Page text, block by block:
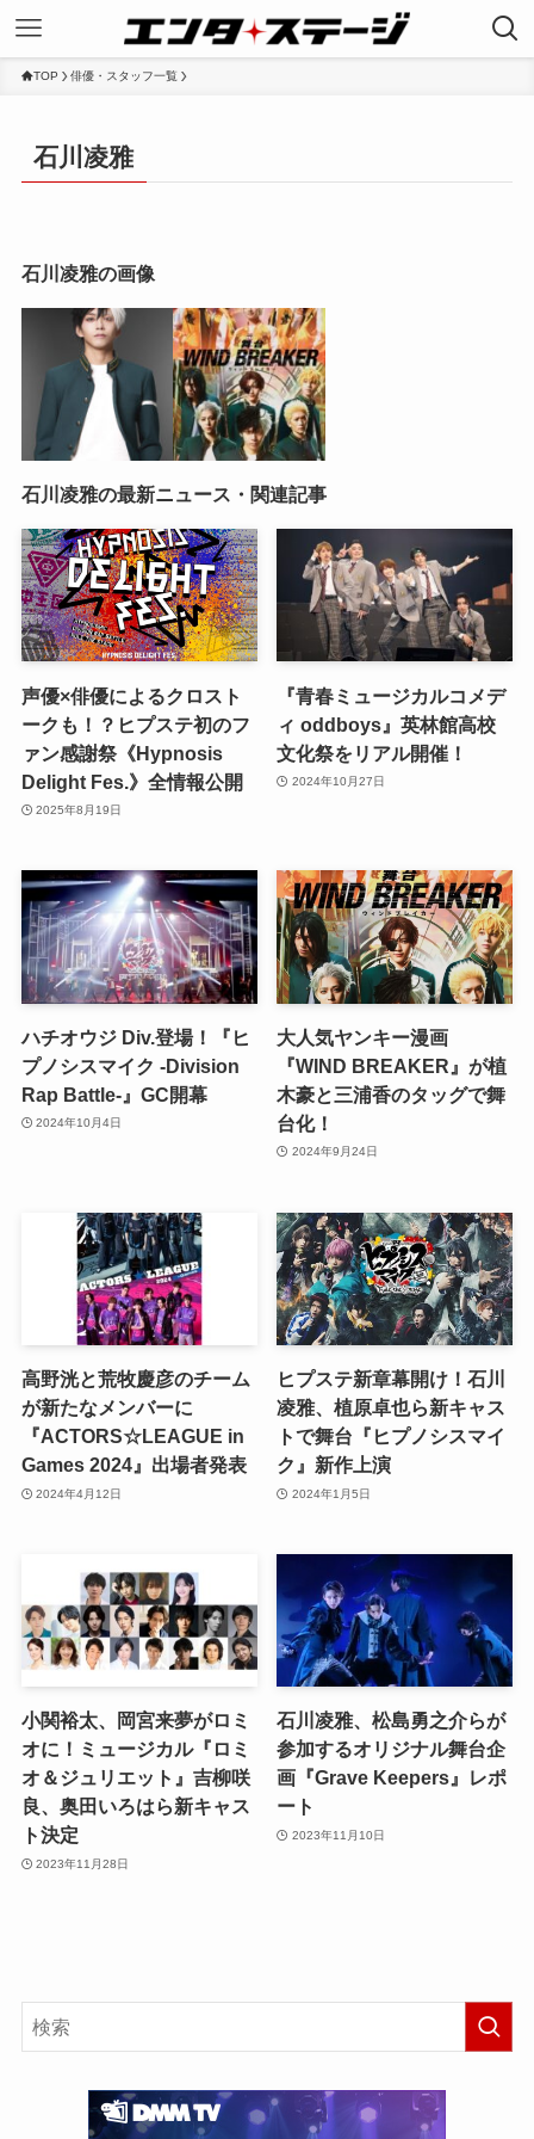
TOP 俳優・スタッフ一覧
石川凌雅
石川凌雅の画像
石川凌雅の最新ニュース・関連記事
声優×俳優によるクロスト
ークも！？ヒプステ初のフ
ァン感謝祭《Hypnosis
Delight Fes.》全情報公開
2025年8月19日
『⻘春ミュージカルコメデ
ィ oddboys』英林館高校
文化祭をリアル開催！
2024年10月27日
ハチオウジ Div.登場！『ヒ
プノシスマイク -Division
Rap Battle-』GC開幕
2024年10月4日
大人気ヤンキー漫画
『WIND BREAKER』が植
木豪と三浦香のタッグで舞
台化！
2024年9月24日
高野洸と荒牧慶彦のチーム
が新たなメンバーに
『ACTORS☆LEAGUE in
Games 2024』出場者発表
2024年4月12日
ヒプステ新章幕開け！石川
凌雅、植原卓也ら新キャス
トで舞台『ヒプノシスマイ
ク』新作上演
2024年1月5日
小関裕太、岡宮来夢がロミ
オに！ミュージカル『ロミ
オ＆ジュリエット』吉柳咲
良、奥田いろはら新キャス
ト決定
2023年11月28日
石川凌雅、松島勇之介らが
参加するオリジナル舞台企
画『Grave Keepers』レポ
ート
2023年11月10日